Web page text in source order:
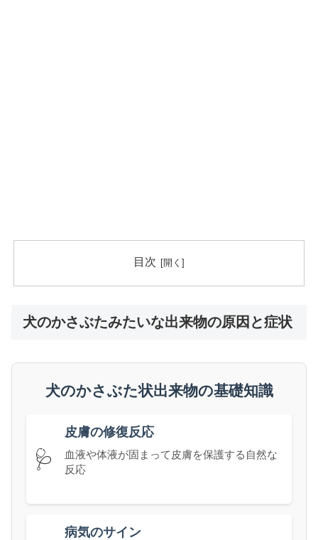
目次
犬のかさぶたみたいな出来物の原因と症状
犬のかさぶた状出来物の基礎知識
🩺
皮膚の修復反応
血液や体液が固まって皮膚を保護する自然な
反応
病気のサイン